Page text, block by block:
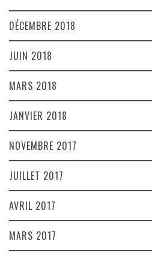
DÉCEMBRE 2018
JUIN 2018
MARS 2018
JANVIER 2018
NOVEMBRE 2017
JUILLET 2017
AVRIL 2017
MARS 2017